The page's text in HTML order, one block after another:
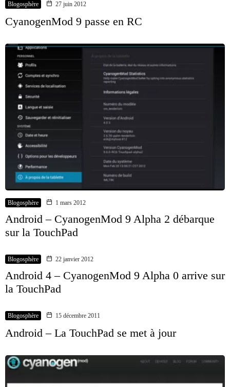
Blogosphère 27 juin 2012
CyanogenMod 9 passe en RC
Blogosphère 1 mars 2012
Android – CyanogenMod 9 Alpha 2 débarque
sur la TouchPad
Blogosphère 22 janvier 2012
Android 4 – CyanogenMod 9 Alpha 0 arrive sur
la TouchPad
Blogosphère 15 décembre 2011
Android – La TouchPad se met à jour